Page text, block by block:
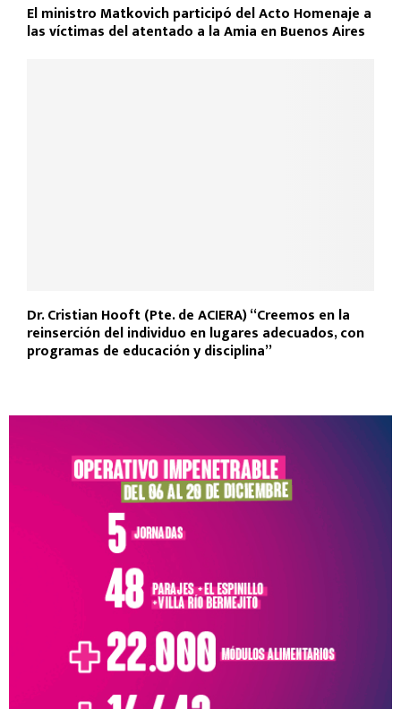
El ministro Matkovich participó del Acto Homenaje a
las víctimas del atentado a la Amia en Buenos Aires
Dr. Cristian Hooft (Pte. de ACIERA) “Creemos en la
reinserción del individuo en lugares adecuados, con
programas de educación y disciplina”